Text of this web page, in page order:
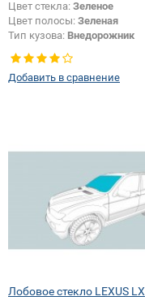
Цвет стекла: Зеленое
Цвет полосы: Зеленая
Тип кузова: Внедорожник
Добавить в сравнение
Лобовое стекло LEXUS LX